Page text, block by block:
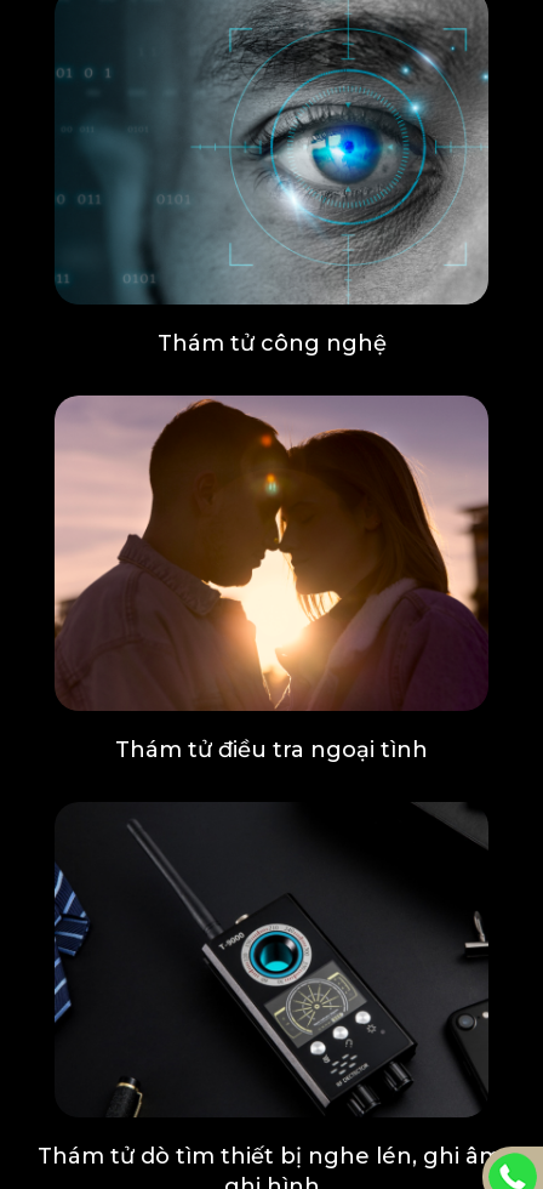
Thám tử công nghệ
Thám tử điều tra ngoại tình
Thám tử dò tìm thiết bị nghe lén, ghi âm,